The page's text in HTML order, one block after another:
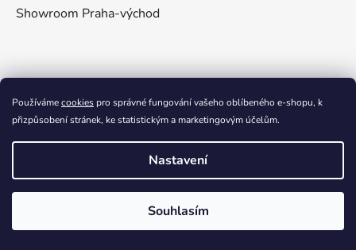
Používámecookies pro správné fungování vašeho oblíbeného e-shopu, k
přizpůsobení stránek, ke statistickým a marketingovým účelům.
Nastavení
Souhlasím
Showroom Praha-východ
Vše o nákupu
Doprava her a platba
Ochrana osobních údajů
Obchodní podmínky